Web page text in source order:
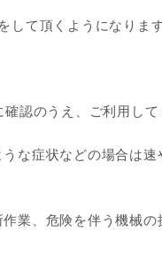
して頂くようになります
認のうえ、ご利用して
な症状などの場合は速
業、危険を伴う機械の